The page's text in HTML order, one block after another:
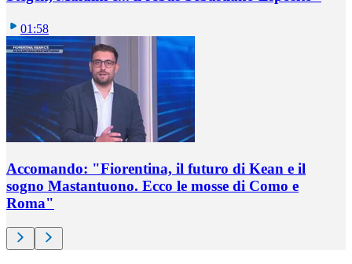
01:58
Accomando: "Fiorentina, il futuro di Kean e il
sogno Mastantuono. Ecco le mosse di Como e
Roma"